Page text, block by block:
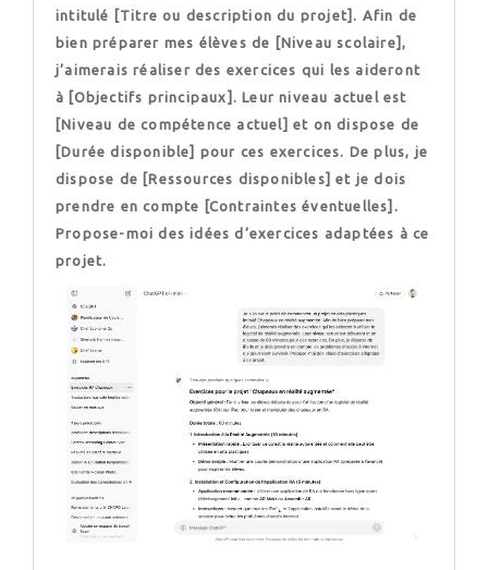
intitulé [Titre ou description du projet]. Afin de
bien préparer mes élèves de [Niveau scolaire],
j’aimerais réaliser des exercices qui les aideront
à [Objectifs principaux]. Leur niveau actuel est
[Niveau de compétence actuel] et on dispose de
[Durée disponible] pour ces exercices. De plus, je
dispose de [Ressources disponibles] et je dois
prendre en compte [Contraintes éventuelles].
Propose-moi des idées d’exercices adaptées à ce
projet.